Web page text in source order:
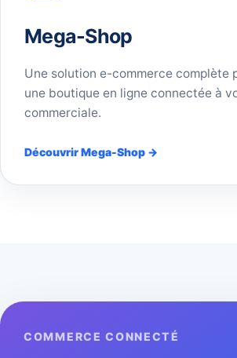
Mega-Shop
Une solution e-commerce complète
une boutique en ligne connectée à
commerciale.
Découvrir Mega-Shop →
COMMERCE CONNECTÉ